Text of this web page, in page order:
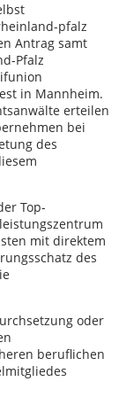
pfalz
Antrag samt
Pfalz
in Mannheim.
erteilen
bei
des
Top-
mit direktem
des
oder
beruflichen